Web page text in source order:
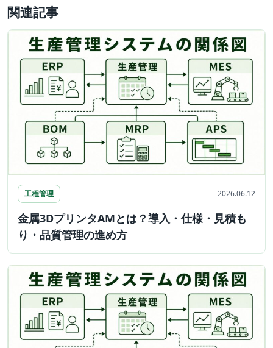
関連記事
工程管理 2026.06.12
金属3DプリンタAMとは？導入・仕様・見積も
り・品質管理の進め方